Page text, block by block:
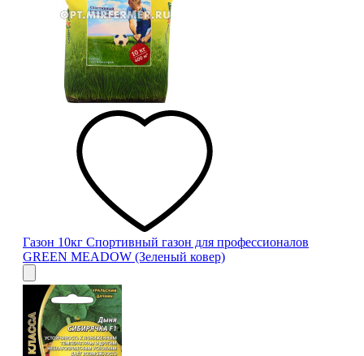
Газон 10кг Спортивный газон для профессионалов
GREEN MEADOW (Зеленый ковер)